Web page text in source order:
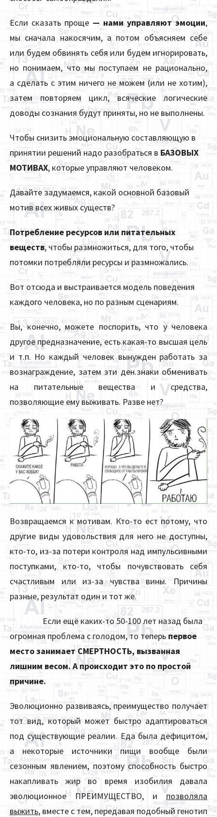
Если сказать проще — нами управляют эмоции,
мы сначала накосячим, а потом объясняем себе
или будем обвинять себя или будем игнорировать,
но понимаем, что мы поступаем не рационально,
а сделать с этим ничего не можем (или не хотим),
затем повторяем цикл, всяческие логические
доводы сознания будут приняты, но не выполнены.
Чтобы снизить эмоциональную составляющую в
принятии решений надо разобраться в БАЗОВЫХ
МОТИВАХ, которые управляют человеком.
Давайте задумаемся, какой основной базовый
мотив всех живых существ?
Потребление ресурсов или питательных
веществ, чтобы размножиться, для того, чтобы
потомки потребляли ресурсы и размножались.
Вот отсюда и выстраивается модель поведения
каждого человека, но по разным сценариям.
Вы, конечно, можете поспорить, что у человека
другое предназначение, есть какая-то высшая цель
и т.п. Но каждый человек вынужден работать за
вознаграждение, затем эти ден.знаки обменивать
на питательные вещества и средства,
позволяющие ему выживать. Разве нет?
Возвращаемся к мотивам. Кто-то ест потому, что
другие виды удовольствия для него не доступны,
кто-то, из-за потери контроля над импульсивными
поступками, кто-то, чтобы почувствовать себя
счастливым или из-за чувства вины. Причины
разные, результат один и тот же.
Если ещё каких-то 50-100 лет назад была
огромная проблема с голодом, то теперьпервое
место занимает СМЕРТНОСТЬ, вызванная
лишним весом. А происходит это по простой
причине.
Эволюционно развиваясь, преимущество получает
тот вид, который может быстро адаптироваться
под существующие реалии. Еда была дефицитом,
а некоторые источники пищи вообще были
сезонным явлением, поэтому способность быстро
накапливать жир во время изобилия давала
эволюционное ПРЕИМУЩЕСТВО, ипозволяла
выжить, вместе с тем, передавая подобный генотип